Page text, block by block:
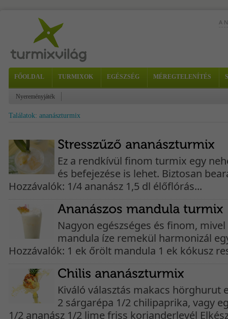
A
FŐOLDAL TURMIXOK EGÉSZSÉG MÉREGTELENÍTÉS
Nyereményjáték
Találatok: ananászturmix
Ez a rendkívül finom turmix egy
és befejezése is lehet. Biztosan
Hozzávalók: 1/4 ananász 1,5 dl élőflórás...
Nagyon egészséges és finom, mivel
mandula íze remekül harmonizál
Hozzávalók: 1 ek őrölt mandula 1 ek kókusz
Kiváló választás makacs hörghurut
2 sárgarépa 1/2 chilipaprika, vagy
1/2 ananász 1/2 lime friss korianderlevél